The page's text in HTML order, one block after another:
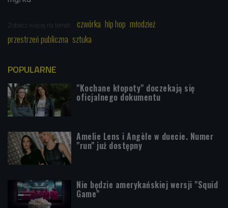
Zobacz więcej na temat: czwórka hip hop młodzież
przestrzeń publiczna sztuka
POPULARNE
"Kochane kłopoty" doczekają się
oficjalnego dokumentu
Amelie Lens i Angèle w duecie. Numer
"run" już dostępny
Nie będzie amerykańskiej wersji "Squid
Game"